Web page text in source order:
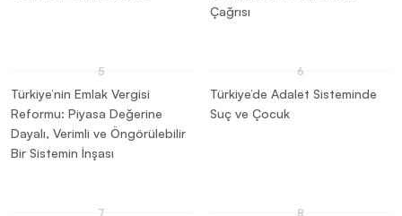
Çağrısı
Türkiye’nin Emlak Vergisi
Reformu: Piyasa Değerine
Dayalı, Verimli ve Öngörülebilir
Bir Sistemin İnşası
Türkiye’de Adalet Sisteminde
Suç ve Çocuk